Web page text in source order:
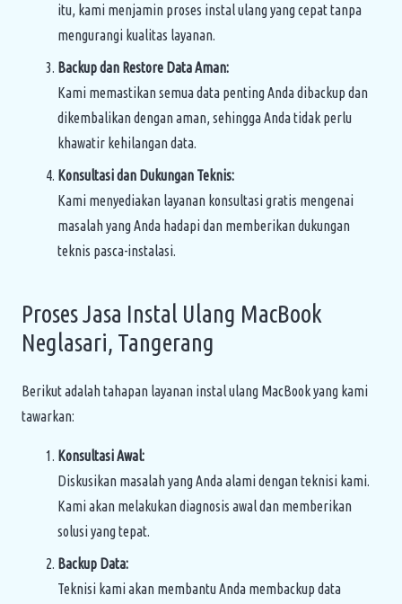
itu, kami menjamin proses instal ulang yang cepat tanpa
mengurangi kualitas layanan.
Backup dan Restore Data Aman:
Kami memastikan semua data penting Anda dibackup dan
dikembalikan dengan aman, sehingga Anda tidak perlu
khawatir kehilangan data.
Konsultasi dan Dukungan Teknis:
Kami menyediakan layanan konsultasi gratis mengenai
masalah yang Anda hadapi dan memberikan dukungan
teknis pasca-instalasi.
Proses Jasa Instal Ulang MacBook
Neglasari, Tangerang
Berikut adalah tahapan layanan instal ulang MacBook yang kami
tawarkan:
Konsultasi Awal:
Diskusikan masalah yang Anda alami dengan teknisi kami.
Kami akan melakukan diagnosis awal dan memberikan
solusi yang tepat.
Backup Data:
Teknisi kami akan membantu Anda membackup data